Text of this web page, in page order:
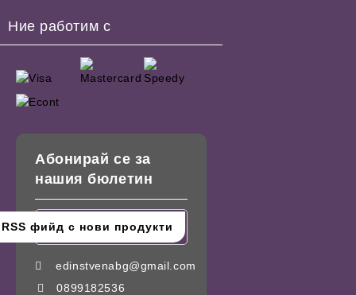
Ние работим с
Абонирай се за
нашия бюлетин
edinstvenabg@gmail.com
0899182536